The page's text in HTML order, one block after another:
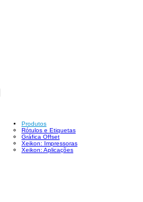
Produtos
Rótulos e Etiquetas
Gráfica Offset
Xeikon: Impressoras
Xeikon: Aplicações